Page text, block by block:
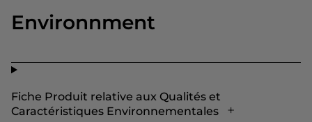
Environnment
Fiche Produit relative aux Qualités et
Caractéristiques Environnementales